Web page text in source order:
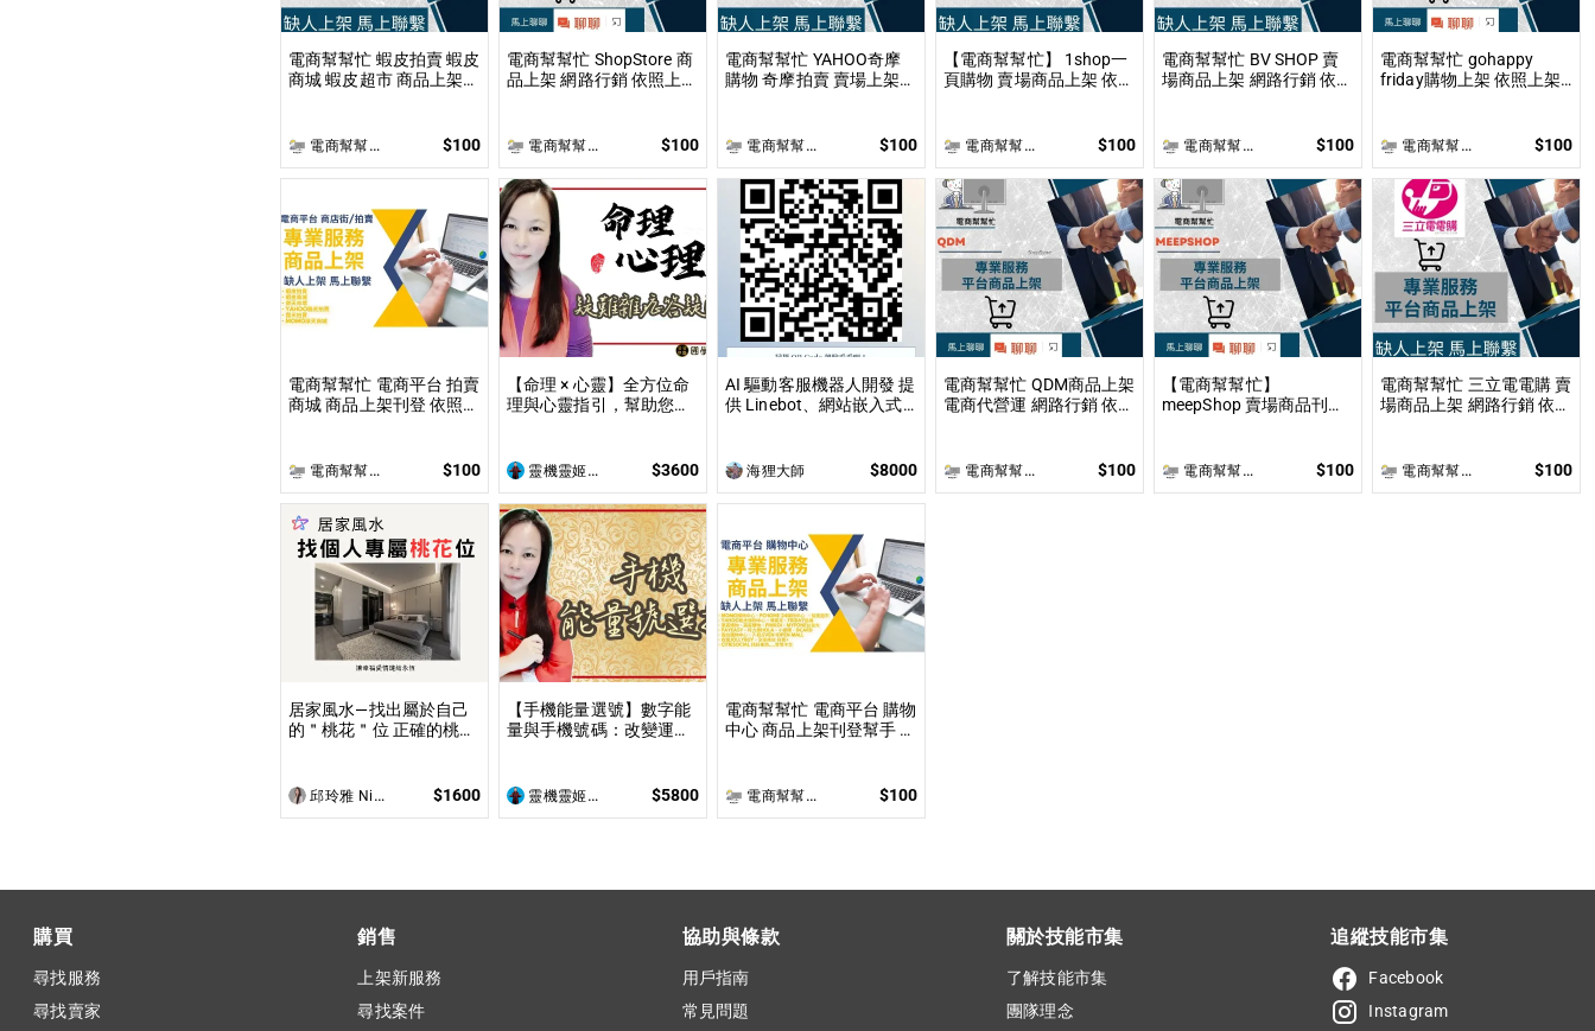
電商幫幫忙 蝦皮拍賣 蝦皮
商城 蝦皮超市 商品上架
電商幫幫忙(電商平台代營運/電商上架/運營策略/網路行銷) $100
電商幫幫忙 ShopStore 商
品上架 網路行銷 依照上架
電商幫幫忙(電商平台代營運/電商上架/運營策略/網路行銷) $100
電商幫幫忙 YAHOO奇摩
購物 奇摩拍賣 賣場上架
電商幫幫忙(電商平台代營運/電商上架/運營策略/網路行銷) $100
【電商幫幫忙】 1shop一
頁購物 賣場商品上架 依照
電商幫幫忙(電商平台代營運/電商上架/運營策略/網路行銷) $100
電商幫幫忙 BV SHOP 賣
場商品上架 網路行銷 依照
電商幫幫忙(電商平台代營運/電商上架/運營策略/網路行銷) $100
電商幫幫忙 gohappy
friday購物上架 依照上架
電商幫幫忙(電商平台代營運/電商上架/運營策略/網路行銷) $100
電商幫幫忙 電商平台 拍賣
商城 商品上架刊登 依照上
電商幫幫忙(電商平台代營運/電商上架/運營策略/網路行銷) $100
【命理 × 心靈】全方位命
理與心靈指引，幫助您達
限於命理解讀，還涉及心
理、靈性的整合
靈機靈姬傳統文化學院 $3600
AI 驅動客服機器人開發 提
供 Linebot、網站嵌入式
海狸大師 $8000
電商幫幫忙 QDM商品上架
電商代營運 網路行銷 依照
電商幫幫忙(電商平台代營運/電商上架/運營策略/網路行銷) $100
【電商幫幫忙】
meepShop 賣場商品刊登
作 電商幫幫忙(電商平台代營運/電商上架/運營策略/網路行銷) $100
電商幫幫忙 三立電電購 賣
場商品上架 網路行銷 依照
電商幫幫忙(電商平台代營運/電商上架/運營策略/網路行銷) $100
居家風水—找出屬於自己
的＂桃花＂位 正確的桃花
和諧及友誼的增進！
邱玲雅 Nina $1600
【手機能量選號】數字能
量與手機號碼：改變運勢
靈機靈姬傳統文化學院 $5800
電商幫幫忙 電商平台 購物
中心 商品上架刊登幫手 依
電商幫幫忙(電商平台代營運/電商上架/運營策略/網路行銷) $100
購買
尋找服務
尋找賣家
銷售
上架新服務
尋找案件
協助與條款
用戶指南
常見問題
關於技能市集
了解技能市集
團隊理念
追縱技能市集
Facebook
Instagram